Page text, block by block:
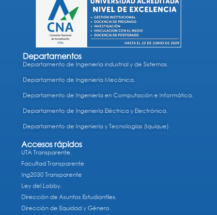
Departamentos
Departamento de Ingeniería industrial y de Sistemas.
Departamento de Ingeniería Mecánica.
Departamento de Ingeniería en Computación e Informática.
Departamento de Ingeniería Eléctrica y Electrónica.
Departamento de Ingeniería y Tecnologías (Iquique).
Accesos rápidos
UTA Transparente.
Facultad Transparente
Ing2030 Transparente
Ley del Lobby.
Dirección de Asuntos Estudiantiles.
Dirección de Equidad y Género.